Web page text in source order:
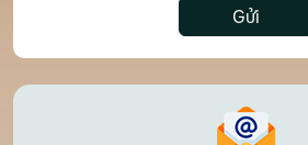
Gửi